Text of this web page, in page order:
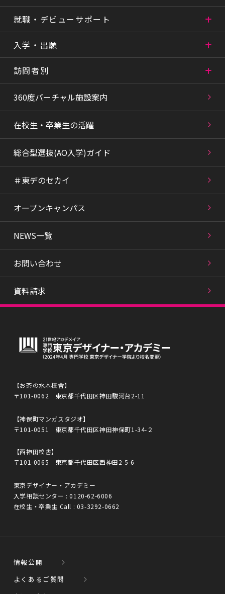
就職・デビューサポート
入学・出願
訪問者別
360度バーチャル施設案内
在校生・卒業生の活躍
総合型選抜(AO入学)ガイド
＃東デのセカイ
オープンキャンパス
NEWS一覧
お問い合わせ
資料請求
【お茶の水本校舎】
〒101-0062 東京都千代田区神田駿河台2-11
【神保町マンガスタジオ】
〒101-0051 東京都千代田区神田神保町1-34-２
【西神田校舎】
〒101-0065 東京都千代田区西神田2-5-6
東京デザイナー・アカデミー
入学相談センター :0120-62-6006
在校生・卒業生 Call : 03-3292-0662
情報公開
よくあるご質問